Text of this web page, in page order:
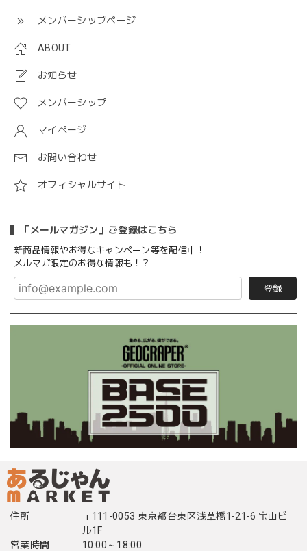
メンバーシップページ
ABOUT
お知らせ
メンバーシップ
マイページ
お問い合わせ
オフィシャルサイト
「メールマガジン」ご登録はこちら
新商品情報やお得なキャンペーン等を配信中！
メルマガ限定のお得な情報も！？
登録
住所
〒111-0053 東京都台東区浅草橋1-21-6 宝山ビ
ル1F
営業時間
10:00～18:00